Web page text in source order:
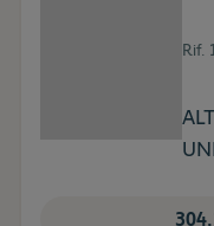
Rif.